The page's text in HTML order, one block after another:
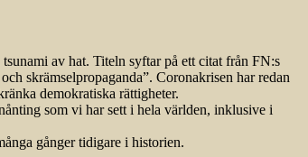
av hat. Titeln syftar på ett citat från FN:s
skrämselpropaganda”. Coronakrisen har redan
demokratiska rättigheter.
som vi har sett i hela världen, inklusive i
gånger tidigare i historien.